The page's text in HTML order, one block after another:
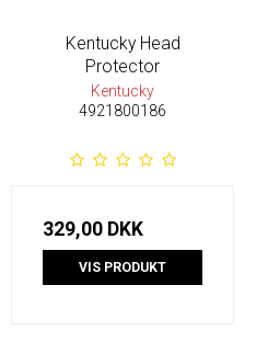
Kentucky Head
Protector
Kentucky
4921800186
329,00 DKK
VIS PRODUKT